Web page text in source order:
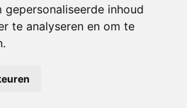
inhoud
te analyseren en om te